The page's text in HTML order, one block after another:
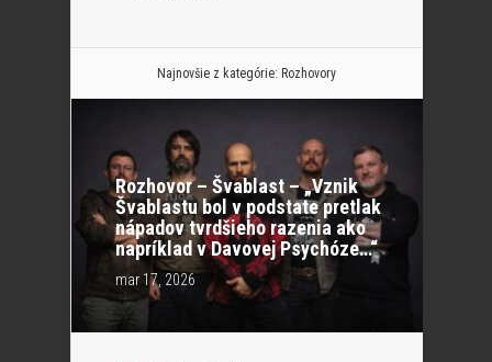
Najnovšie z kategórie: Rozhovory
Rozhovor – Švablast – „Vznik
Švablastu bol v podstate pretlak
nápadov tvrdšieho razenia ako
napríklad v Davovej Psychóze…“
mar 17, 2026